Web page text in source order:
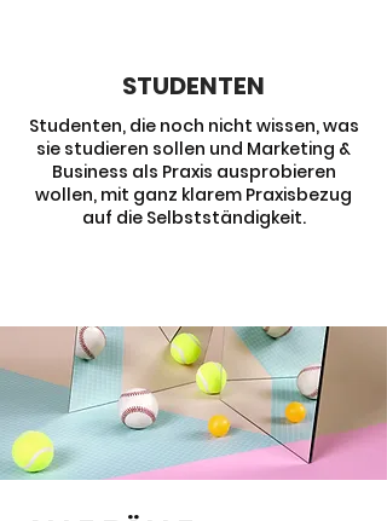
STUDENTEN
Studenten, die noch nicht wissen, was
sie studieren sollen und Marketing &
Business als Praxis ausprobieren
wollen, mit ganz klarem Praxisbezug
auf die Selbstständigkeit.